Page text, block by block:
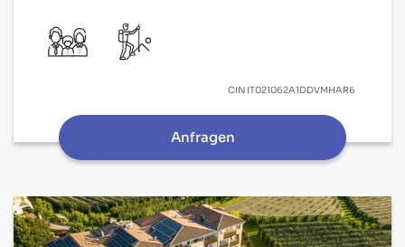
CIN IT021062A1DDVMHAR6
Anfragen